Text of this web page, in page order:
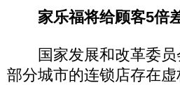
家乐福将给顾客5倍
国家发展和改革委员
部分城市的连锁店存在